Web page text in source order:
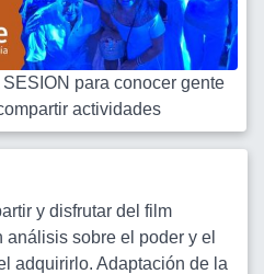
para conocer gente
actividades
y disfrutar del film
sobre el poder y el
adquirirlo. Adaptación de la